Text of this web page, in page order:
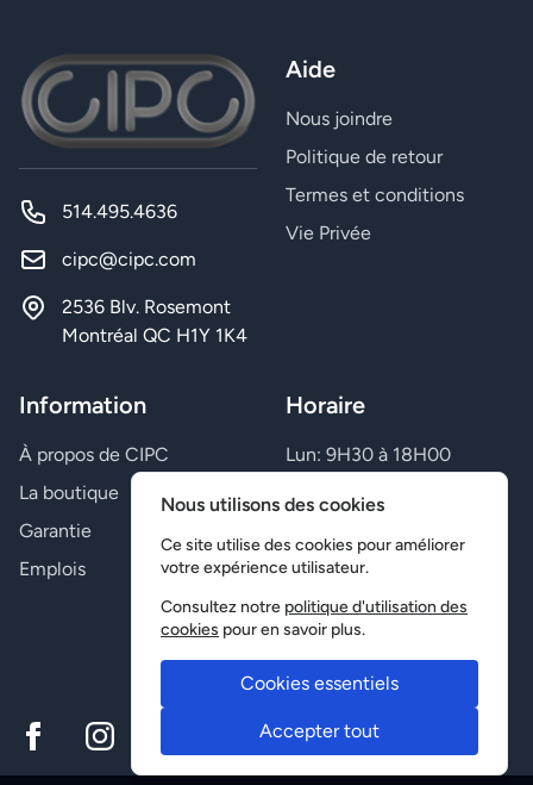
514.495.4636
cipc@cipc.com
2536 Blv. Rosemont
Montréal QC H1Y 1K4
Aide
Nous joindre
Politique de retour
Termes et conditions
Vie Privée
Information
À propos de CIPC
La boutique
Garantie
Emplois
Horaire
Lun: 9H30 à 18H00
Mer: 9H30 à 18H00
Jeu: 9H30 à 21H00
Ven: 9H30 à 21H00
Sam: Fermé
Dim: Fermé
Nous utilisons des cookies
Ce site utilise des cookies pour améliorer
votre expérience utilisateur.
Consultez notre politique d'utilisation des
cookies pour en savoir plus.
Cookies essentiels
Accepter tout